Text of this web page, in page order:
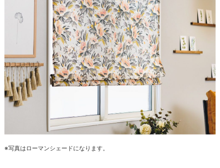
※写真はローマンシェードになります。